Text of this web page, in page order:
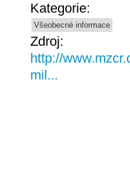
Kategorie:
Všeobecné informace
Zdroj:
http://
mil...